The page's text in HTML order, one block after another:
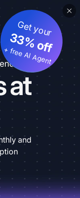
at
Get your
33% off
+ free AI Agent
and